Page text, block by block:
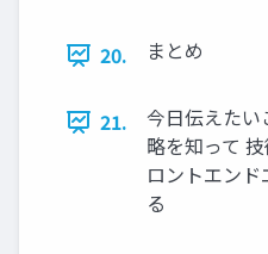
20. まとめ
21.
今日伝えた
略を知って
ロントエン
る